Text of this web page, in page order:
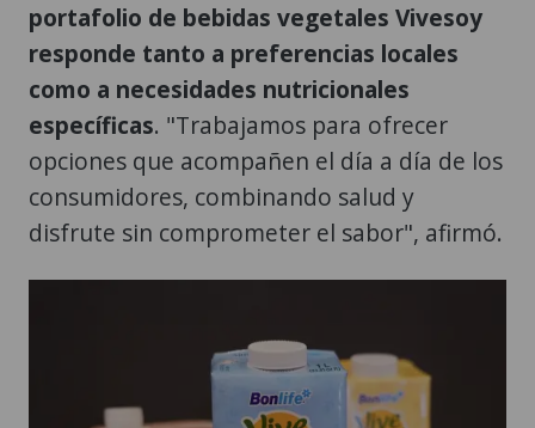
portafolio de bebidas vegetales Vivesoy
responde tanto a preferencias locales
como a necesidades nutricionales
específicas. "Trabajamos para ofrecer
opciones que acompañen el día a día de los
consumidores, combinando salud y
disfrute sin comprometer el sabor", afirmó.